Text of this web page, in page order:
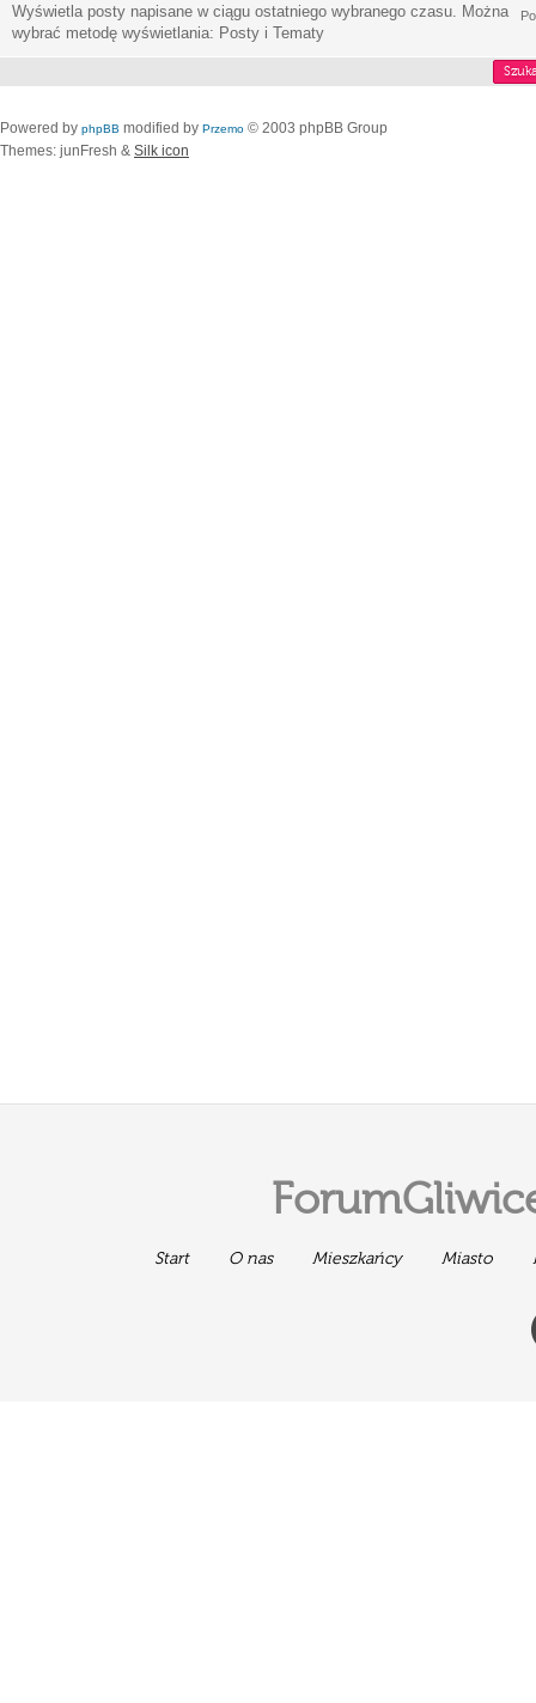
Wyświetla posty napisane w ciągu ostatniego wybranego czasu. Można
wybrać metodę wyświetlania: Posty i Tematy
Powered by phpBB modified by Przemo © 2003 phpBB Group
Themes: junFresh & Silk icon
Start O nas Mieszkańcy Miasto